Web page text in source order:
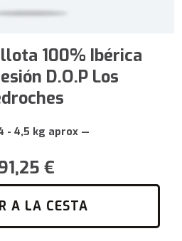
100% Ibérica
D.O.P Los
- 4,5 kg aprox —
€
A LA CESTA